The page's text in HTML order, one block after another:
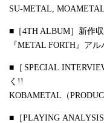
SU-METAL,
■［4TH ALBUM］新作
『METAL FORTH』アル
■［SPECIAL
く!!
KOBAMETAL（
■［PLAYING